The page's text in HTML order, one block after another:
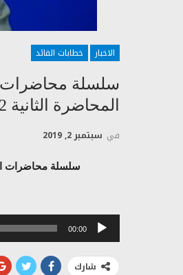
الاخبار خطابات القائد
المحاضرة الثانية 02-09-2019
في سبتمبر 2, 2019
سلسلة محاضرات الهجرة النبوية 1441هـ للسيد عبدالملك
مشغل
00:00
شارك